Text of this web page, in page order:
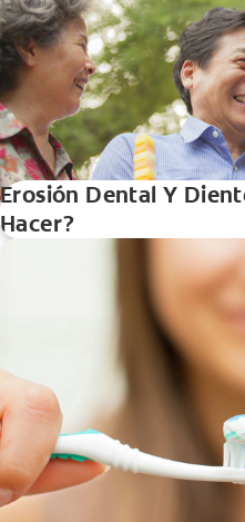
Erosión Dental Y
Hacer?